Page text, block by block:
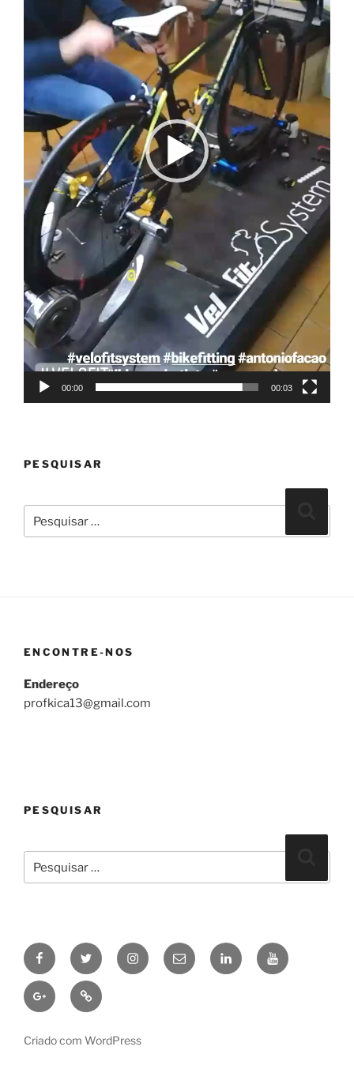
00:00 00:03
PESQUISAR
Pesquisar
por:
ENCONTRE-NOS
Endereço
profkica13@gmail.com
PESQUISAR
Pesquisar
por:
FacebookTwitter InstagramEmail linkedin Youtube
Google+Pinterest
Criado com WordPress